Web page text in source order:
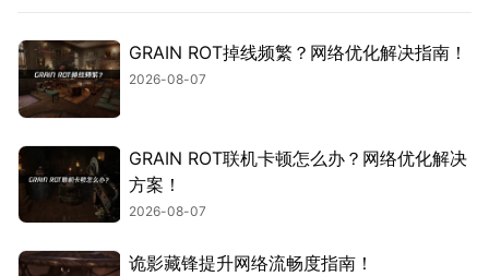
GRAIN ROT掉线频繁？网络优化解决指南！
2026-08-07
GRAIN ROT联机卡顿怎么办？网络优化解决
方案！
2026-08-07
诡影藏锋提升网络流畅度指南！